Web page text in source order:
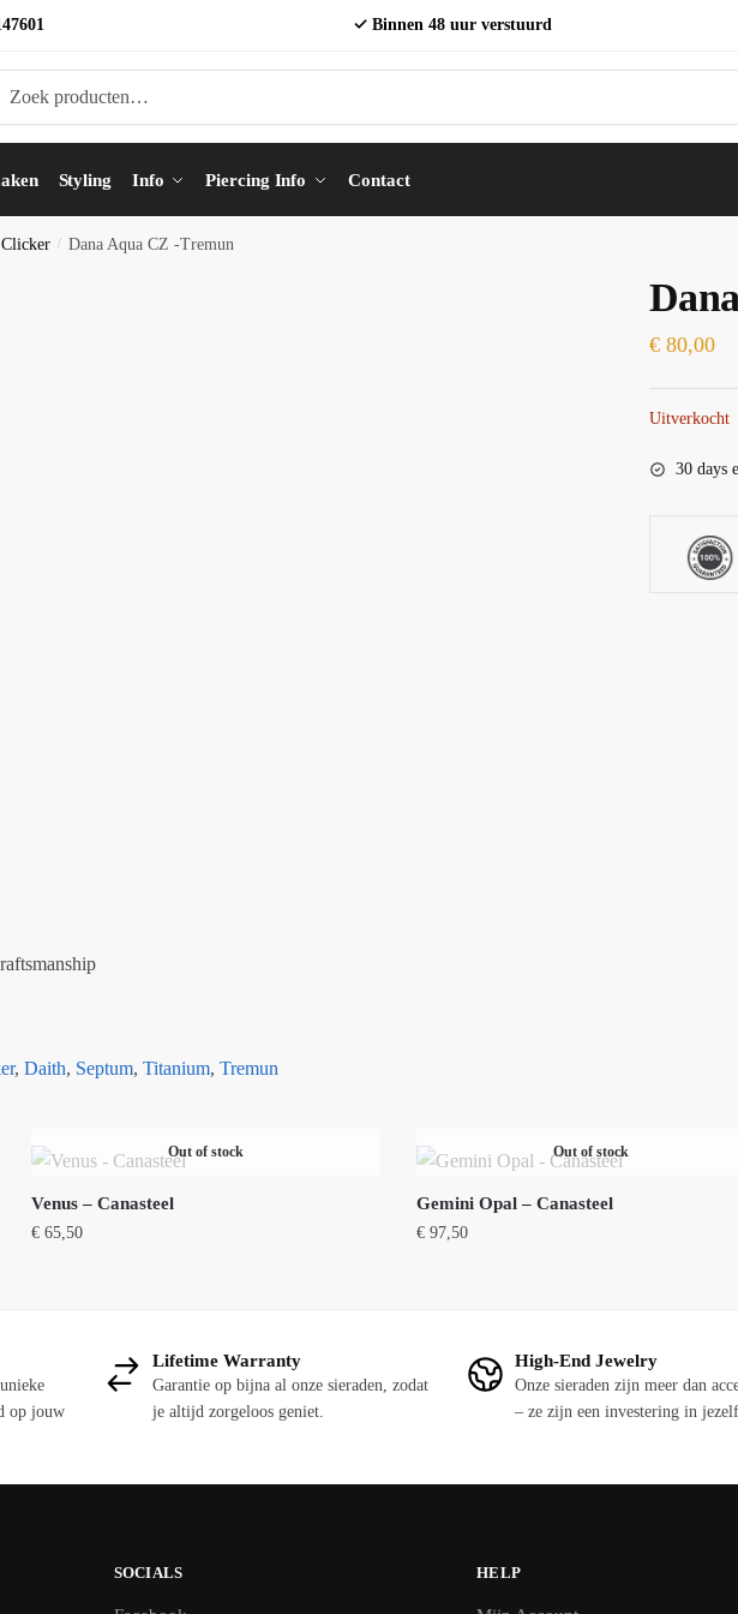
✓ Binnen 48 uur verstuurd
Styling Info Piercing Info Contact
Clicker / Dana Aqua CZ -Tremun
€80,00
Uitverkocht
30 days
, Daith, Septum, Titanium, Tremun
Out of stock
Venus – Canasteel
€65,50
Out of stock
Gemini Opal – Canasteel
€97,50
op jouw
Lifetime Warranty
Garantie op bijna al onze sieraden, zodat
je altijd zorgeloos geniet.
High-End Jewelry
Onze sieraden zijn meer dan
– ze zijn een investering in jezelf.
SOCIALS HELP